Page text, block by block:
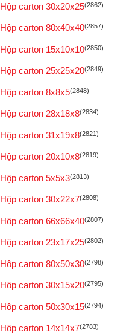
Hộp carton 30x20x25(2862)
Hộp carton 80x40x40(2857)
Hộp carton 15x10x10(2850)
Hộp carton 25x25x20(2849)
Hộp carton 8x8x5(2848)
Hộp carton 28x18x8(2834)
Hộp carton 31x19x8(2821)
Hộp carton 20x10x8(2819)
Hộp carton 5x5x3(2813)
Hộp carton 30x22x7(2808)
Hộp carton 66x66x40(2807)
Hộp carton 23x17x25(2802)
Hộp carton 80x50x30(2798)
Hộp carton 30x15x20(2795)
Hộp carton 50x30x15(2794)
Hộp carton 14x14x7(2783)